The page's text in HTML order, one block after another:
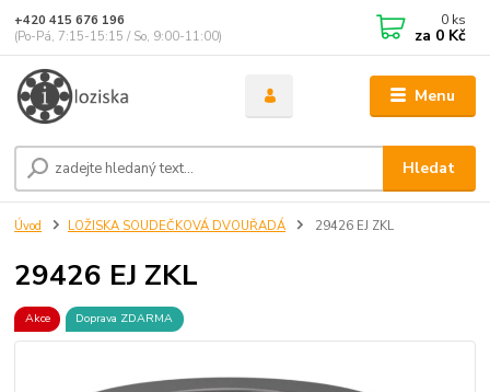
Menu
Hledat
+420 415 676 196
(Po-Pá, 7:15-15:15 / So, 9:00-11:00)
0 ks
za 0 Kč
Úvod LOŽISKA SOUDEČKOVÁ DVOUŘADÁ 29426 EJ ZKL
29426 EJ ZKL
Akce Doprava ZDARMA